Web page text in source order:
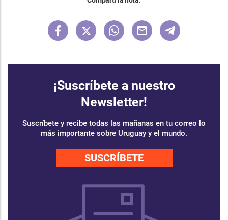
¡Suscríbete a nuestro
Newsletter!
Suscríbete y recibe todas las mañanas en tu correo lo
más importante sobre Uruguay y el mundo.
SUSCRÍBETE